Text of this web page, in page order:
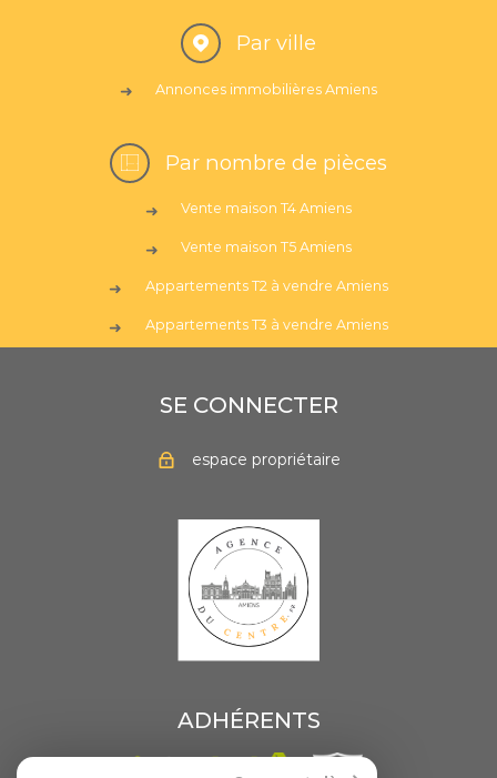
Par ville
Annonces immobilières Amiens
Par nombre de pièces
Vente maison T4 Amiens
Vente maison T5 Amiens
Appartements T2 à vendre Amiens
Appartements T3 à vendre Amiens
SE CONNECTER
espace propriétaire
ADHÉRENTS